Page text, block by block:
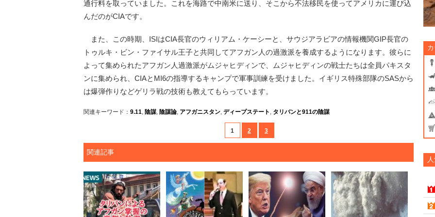
通行料を取っていました。これを海路で中南米に送り、そこから不法移民を使ってアメリカに運び込
んだのがCIAです。
また、この時期、ISIはCIA長官のウィリアム・ケーシーと、サウジアラビアの情報機関GIP長官の
トゥルキ・ビン・ファイサル王子と共同してアフガン人の過激派を養成するようになります。彼らに
よって集められたアフガン人過激派がムジャヒディンで、ムジャヒディンの戦士たちは全員パキスタ
ンに集められ、CIAとMI6の指導するキャンプで軍事訓練を受けました。イギリス特殊部隊のSASから
は爆弾作りなどゲリラ戦の技術も教えてもらっています。
関連キーワード： 9.11, 陰謀, 陰謀論, アフガニスタン, ディープステート , タリバンと911の陰謀
1 2 3
関連記事